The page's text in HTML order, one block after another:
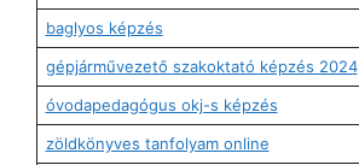
baglyos képzés
gépjárművezető szakoktató képzés 2024
óvodapedagógus okj-s képzés
zöldkönyves tanfolyam online